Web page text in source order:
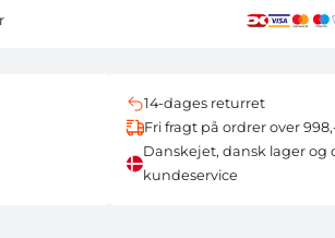
14-dages returret
Fri fragt på ordrer over
Danskejet, dansk lager og
kundeservice